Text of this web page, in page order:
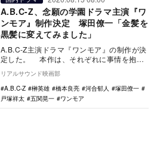
A.B.C-Z、念願の学園ドラマ主演『ワ
ンモア』制作決定 塚田僚一「金髪を
黒髪に変えてみました」
A.B.C-Z主演ドラマ『ワンモア』の制作が決
定した。 本作は、それぞれに事情を抱え
ながらも、夜間定時制高校に通い、他人の
人…
リアルサウンド映画部
A.B.C-Z
榊英雄 橋本良亮 河合郁人
塚田僚一
戸塚祥太
五関晃一 ワンモア